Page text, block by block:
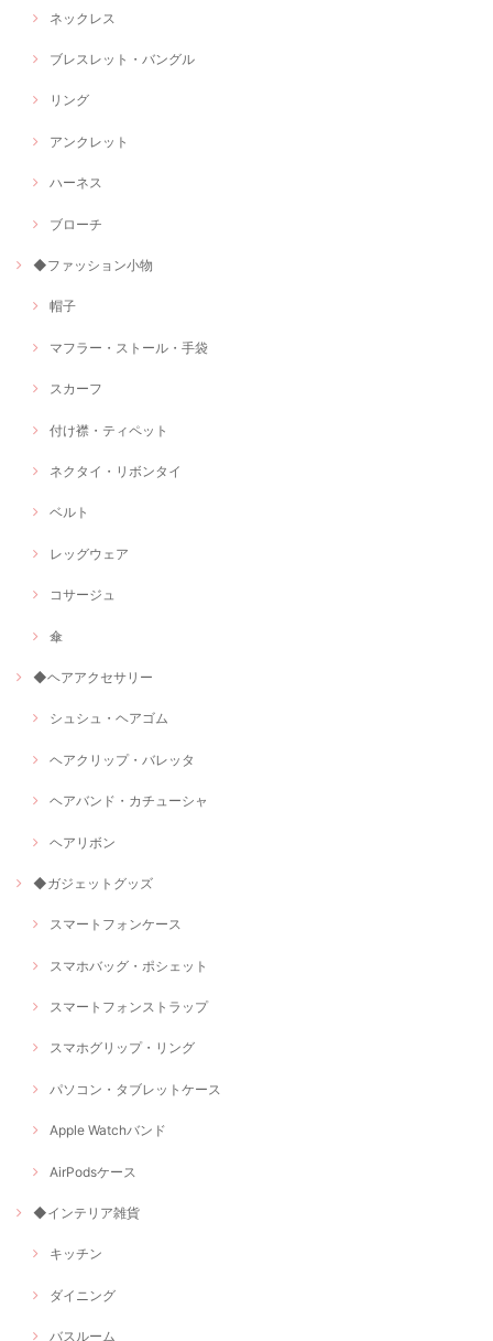
ネックレス
ブレスレット・バングル
リング
アンクレット
ハーネス
ブローチ
◆ファッション小物
帽子
マフラー・ストール・手袋
スカーフ
付け襟・ティペット
ネクタイ・リボンタイ
ベルト
レッグウェア
コサージュ
傘
◆ヘアアクセサリー
シュシュ・ヘアゴム
ヘアクリップ・バレッタ
ヘアバンド・カチューシャ
ヘアリボン
◆ガジェットグッズ
スマートフォンケース
スマホバッグ・ポシェット
スマートフォンストラップ
スマホグリップ・リング
パソコン・タブレットケース
Apple Watchバンド
AirPodsケース
◆インテリア雑貨
キッチン
ダイニング
バスルーム